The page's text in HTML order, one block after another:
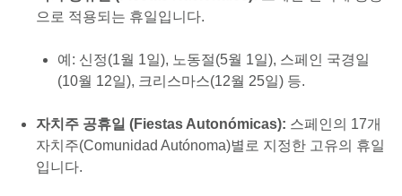
으로 적용되는 휴일입니다.
예: 신정(1월 1일), 노동절(5월 1일), 스페인 국경일
(10월 12일), 크리스마스(12월 25일) 등.
자치주 공휴일 (Fiestas Autonómicas): 스페인의 17개
자치주(Comunidad Autónoma)별로 지정한 고유의 휴일
입니다.